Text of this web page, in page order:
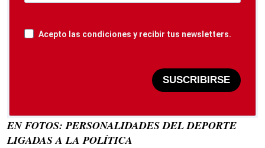
Acepto las condiciones y recibir tus newsletters.
SUSCRIBIRSE
EN FOTOS: PERSONALIDADES DEL DEPORTE
LIGADAS A LA POLÍTICA